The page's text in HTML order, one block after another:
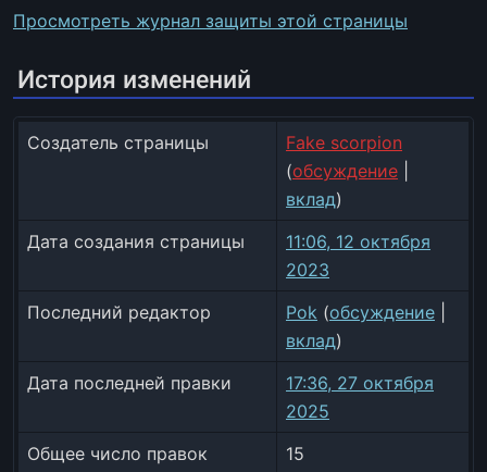
Просмотреть журнал защиты этой страницы
История изменений
Создатель страницы
Fake scorpion
(обсуждение
вклад)
Дата создания страницы
11:06, 12 октября
2023
Последний редактор
Pok (обсуждение
вклад)
Дата последней правки
17:36, 27 октября
2025
Общее число правок
15